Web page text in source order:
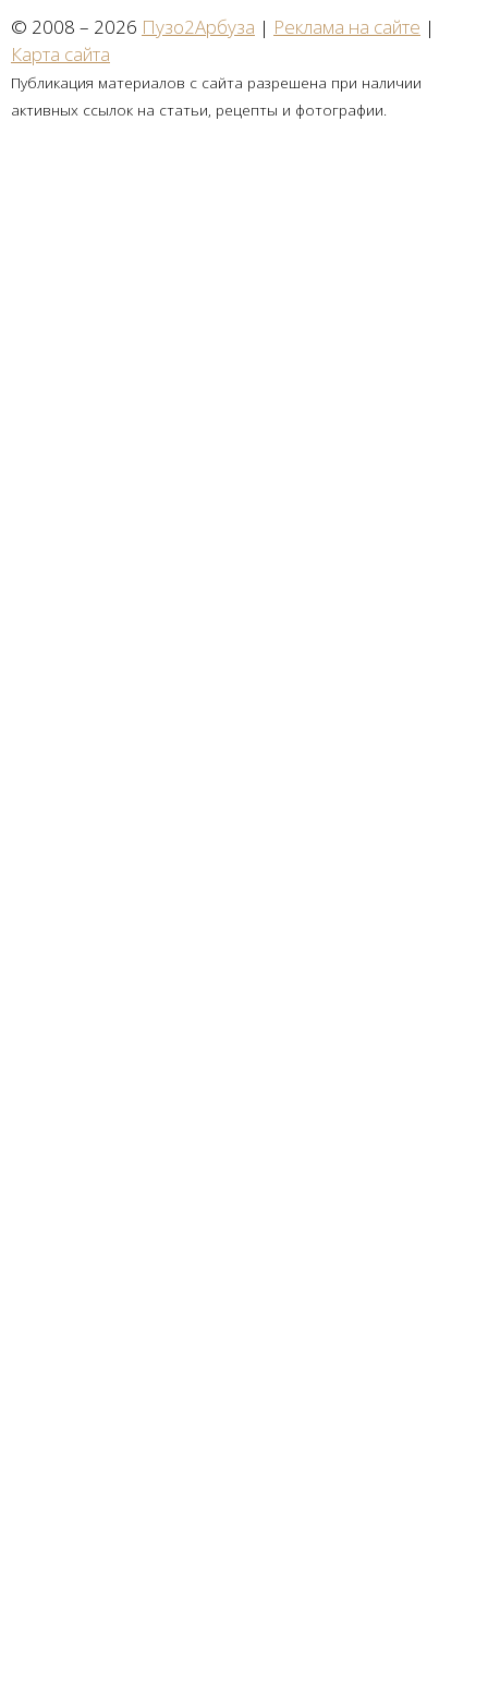
© 2008 – 2026 Пузо2Арбуза | Реклама на сайте |
Карта сайта
Публикация материалов с сайта разрешена при наличии
активных ссылок на статьи, рецепты и фотографии.